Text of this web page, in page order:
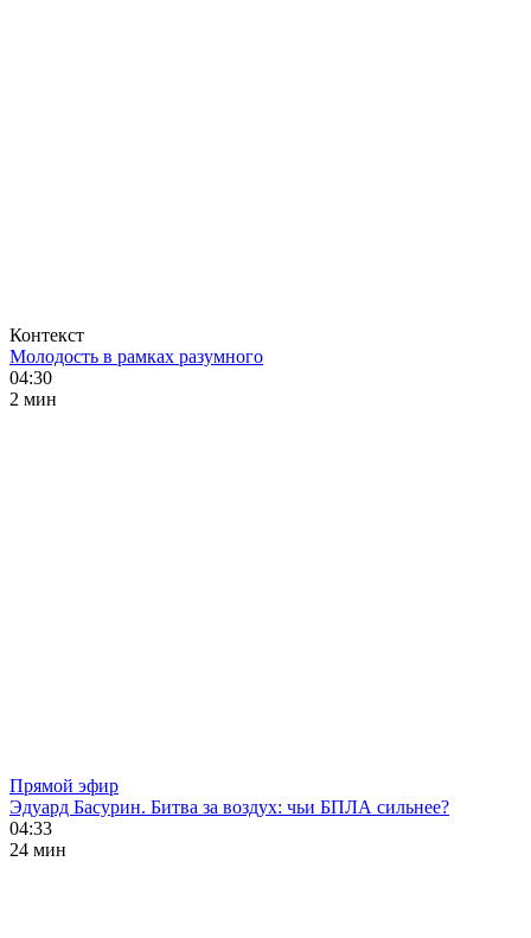
Контекст
Молодость в рамках разумного
04:30
2 мин
Прямой эфир
Эдуард Басурин. Битва за воздух: чьи БПЛА сильнее?
04:33
24 мин